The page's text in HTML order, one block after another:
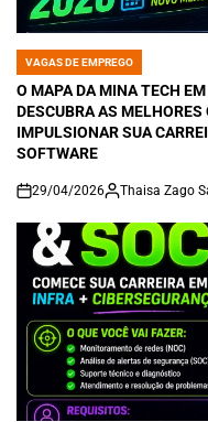
POSTED
IN
VAGAS DE EMPREGO
O MAPA DA MINA TECH
DESCUBRA AS
IMPULSIONAR SUA
SOFTWARE
on
29/04/2026 Thaisa Zago